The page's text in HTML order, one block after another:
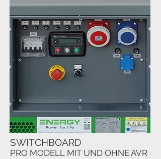
SWITCHBOARD
PRO MODELL MIT UND OHNE AVR